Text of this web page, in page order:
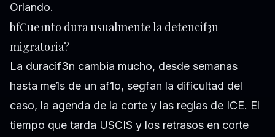
Orlando.
bfCue1nto dura usualmente la detencif3n
migratoria?
La duracif3n cambia mucho, desde semanas
hasta me1s de un af1o, segfan la dificultad del
caso, la agenda de la corte y las reglas de ICE. El
tiempo que tarda USCIS y los retrasos en corte